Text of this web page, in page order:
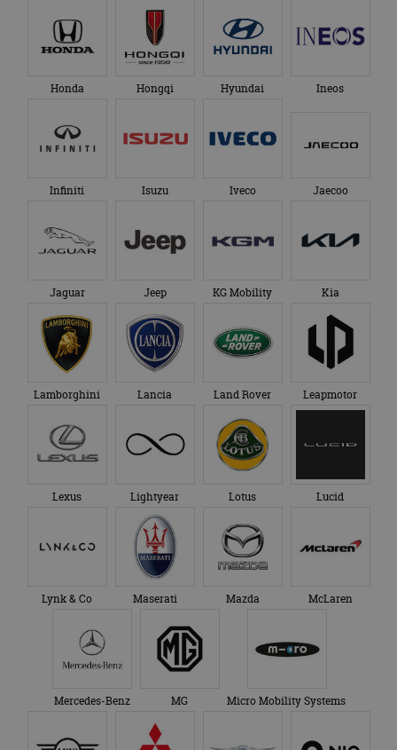
Honda Hongqi Hyundai Ineos
Infiniti Isuzu Iveco Jaecoo
Jaguar Jeep KG Mobility Kia
Lamborghini Lancia Land Rover Leapmotor
Lexus Lightyear Lotus Lucid
Lynk & Co Maserati Mazda McLaren
Mercedes-Benz MG Micro Mobility Systems